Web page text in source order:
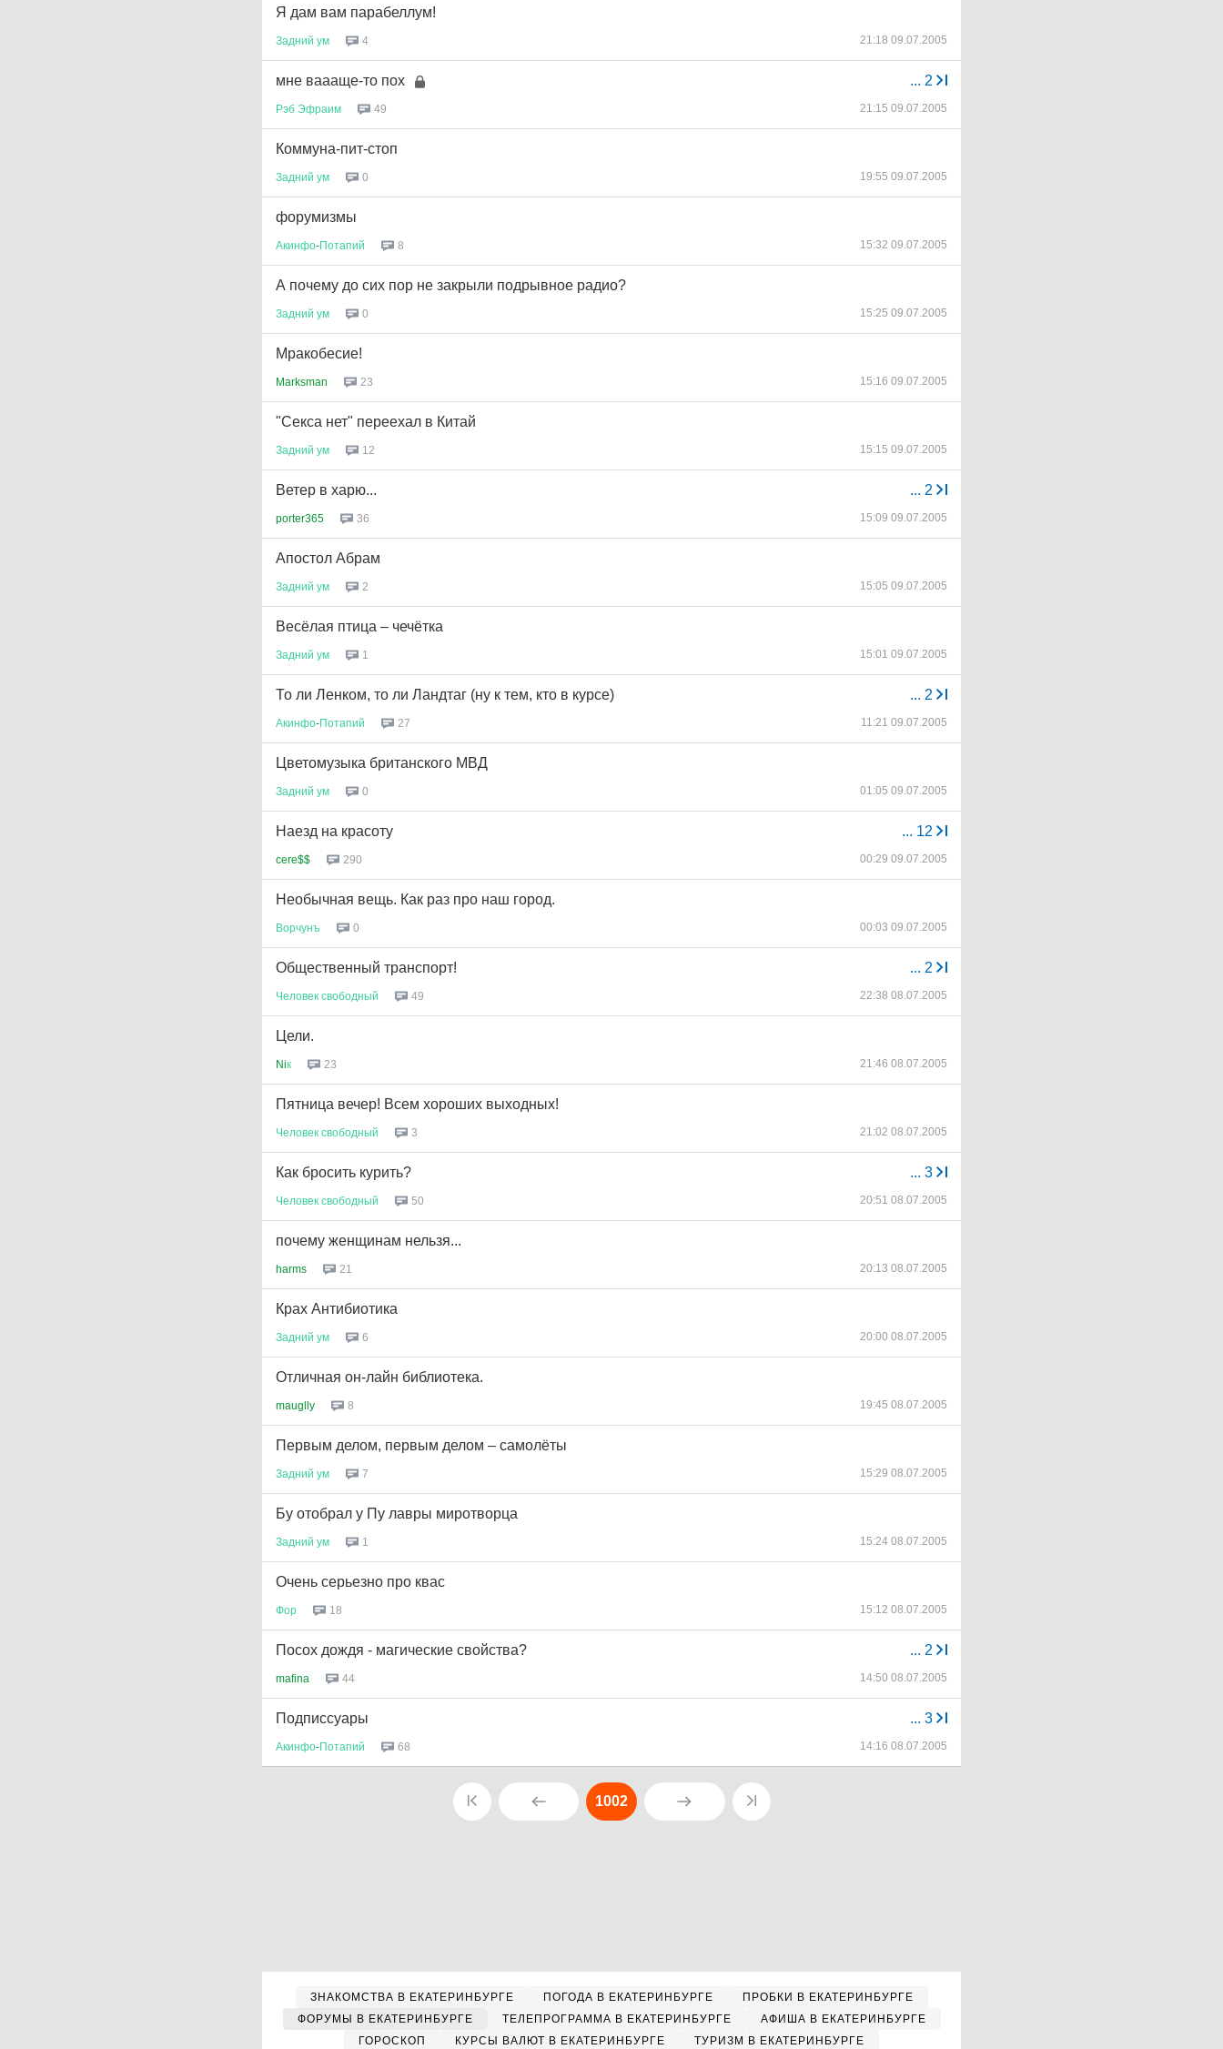
Я дам вам парабеллум!
Задний ум 4 21:18 09.07.2005
... 2
мне ваааще-то пох
Рэб Эфраим 49 21:15 09.07.2005
Коммуна-пит-стоп
Задний ум 0 19:55 09.07.2005
форумизмы
Акинфо-Потапий 8 15:32 09.07.2005
А почему до сих пор не закрыли подрывное радио?
Задний ум 0 15:25 09.07.2005
Мракобесие!
Marksman 23 15:16 09.07.2005
"Секса нет" переехал в Китай
Задний ум 12 15:15 09.07.2005
... 2
Ветер в харю...
porter365 36 15:09 09.07.2005
Апостол Абрам
Задний ум 2 15:05 09.07.2005
Весёлая птица – чечётка
Задний ум 1 15:01 09.07.2005
... 2
То ли Ленком, то ли Ландтаг (ну к тем, кто в курсе)
Акинфо-Потапий 27 11:21 09.07.2005
Цветомузыка британского МВД
Задний ум 0 01:05 09.07.2005
... 12
Наезд на красоту
cere$$ 290 00:29 09.07.2005
Необычная вещь. Как раз про наш город.
Ворчунъ 0 00:03 09.07.2005
... 2
Общественный транспорт!
Человек свободный 49 22:38 08.07.2005
Цели.
Niк 23 21:46 08.07.2005
Пятница вечер! Всем хороших выходных!
Человек свободный 3 21:02 08.07.2005
... 3
Как бросить курить?
Человек свободный 50 20:51 08.07.2005
почему женщинам нельзя...
harms 21 20:13 08.07.2005
Крах Антибиотика
Задний ум 6 20:00 08.07.2005
Отличная он-лайн библиотека.
mauglly 8 19:45 08.07.2005
Первым делом, первым делом – самолёты
Задний ум 7 15:29 08.07.2005
Бу отобрал у Пу лавры миротворца
Задний ум 1 15:24 08.07.2005
Очень серьезно про квас
Фор 18 15:12 08.07.2005
... 2
Посох дождя - магические свойства?
mafina 44 14:50 08.07.2005
... 3
Подписсуары
Акинфо-Потапий 68 14:16 08.07.2005
1002
ЗНАКОМСТВА В ЕКАТЕРИНБУРГЕ ПОГОДА В ЕКАТЕРИНБУРГЕ
ПРОБКИ В ЕКАТЕРИНБУРГЕ
ФОРУМЫ В ЕКАТЕРИНБУРГЕ
ТЕЛЕПРОГРАММА В ЕКАТЕРИНБУРГЕ
АФИША В ЕКАТЕРИНБУРГЕ
ГОРОСКОП
КУРСЫ ВАЛЮТ В ЕКАТЕРИНБУРГЕ ТУРИЗМ В ЕКАТЕРИНБУРГЕ